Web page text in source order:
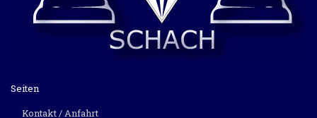
Seiten
Kontakt / Anfahrt